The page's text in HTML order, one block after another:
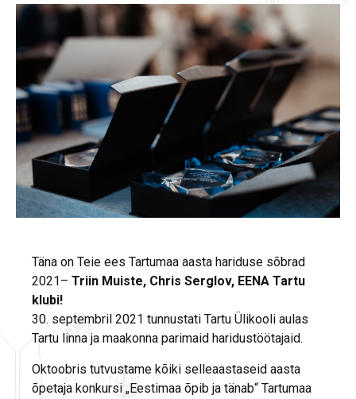
Täna on Teie ees Tartumaa aasta hariduse sõbrad
2021– Triin Muiste, Chris Serglov, EENA Tartu
klubi!
30. septembril 2021 tunnustati Tartu Ülikooli aulas
Tartu linna ja maakonna parimaid haridustöötajaid.
Oktoobris tutvustame kõiki selleaastaseid aasta
õpetaja konkursi „Eestimaa õpib ja tänab“ Tartumaa